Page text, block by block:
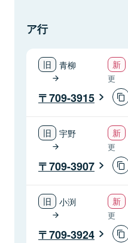
ア行
青柳
更
709-3915
宇野
更
709-3907
小渕
更
709-3924